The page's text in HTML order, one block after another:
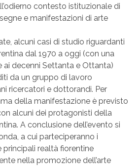
contesto istituzionale di
e manifestazioni di arte
alcuni casi di studio riguardanti
dal 1970 a oggi (con una
ai decenni Settanta e Ottanta)
da un gruppo di lavoro
ricercatori e dottorandi. Per
della manifestazione è previsto
alcuni dei protagonisti della
A conclusione dell’evento si
a cui parteciperanno i
realtà fiorentine
nella promozione dell’arte